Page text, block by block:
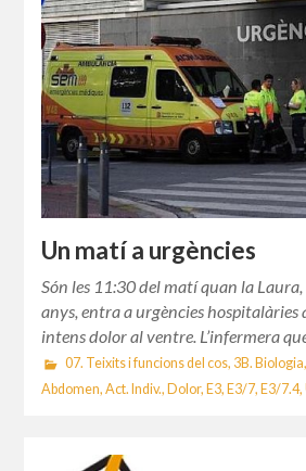
Un matí a urgències
Són les 11:30 del matí quan la
anys, entra a urgències hospitalàries
intens dolor al ventre. L’infermera
07. Teixits i funcions del cos, 3B. Biologia,
Abdomen,Act. Indiv., Dolor, E3, E3/7, E3/7.4,